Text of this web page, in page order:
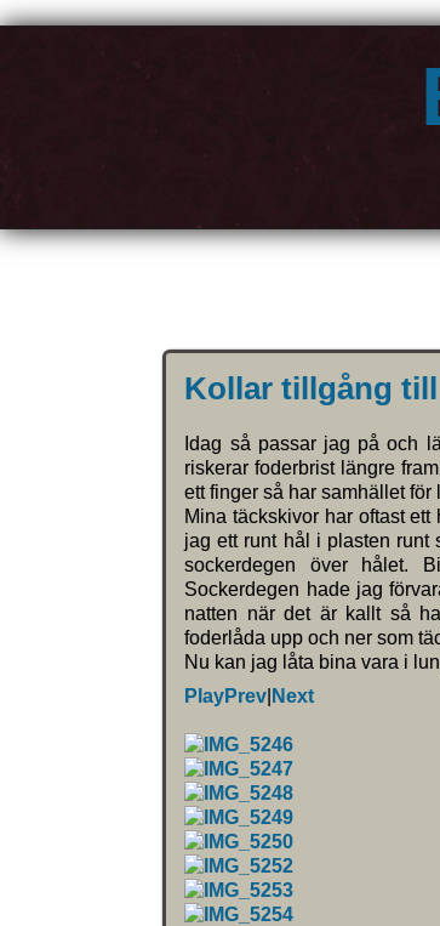
Kollar tillgång
Idag så passar jag på och
riskerar foderbrist längre
ett finger så har samhället
Mina täckskivor har oftast
jag ett runt hål i plasten runt
sockerdegen över hålet.
Sockerdegen hade jag
natten när det är kallt så
foderlåda upp och ner som
Nu kan jag låta bina vara i
PlayPrev Next